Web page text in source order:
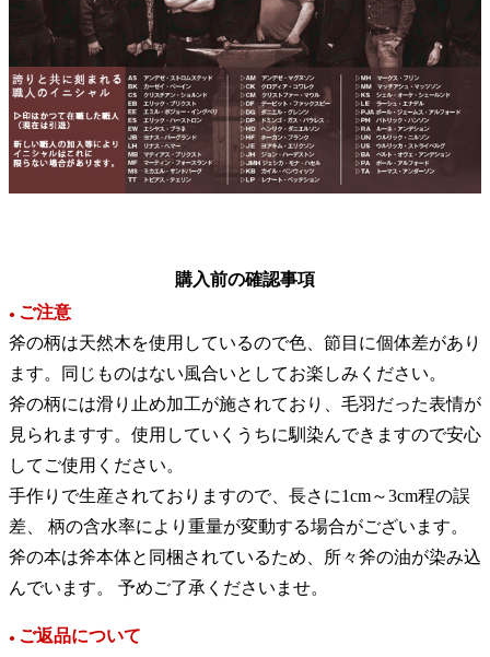
購入前の確認事項
● ご注意
斧の柄は天然木を使用しているので色、節目に個体差があり
ます。同じものはない風合いとしてお楽しみください。
斧の柄には滑り止め加工が施されており、毛羽だった表情が
見られますす。使用していくうちに馴染んできますので安心
してご使用ください。
手作りで生産されておりますので、長さに1cm～3cm程の誤
差、 柄の含水率により重量が変動する場合がございます。
斧の本は斧本体と同梱されているため、所々斧の油が染み込
んでいます。 予めご了承くださいませ。
● ご返品について